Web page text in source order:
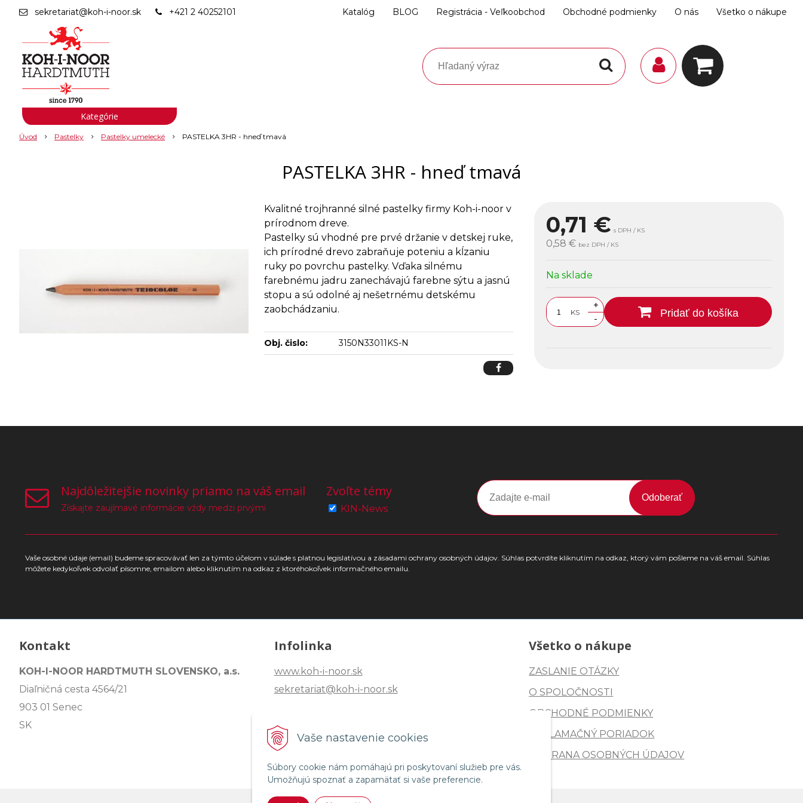
Vaše nastavenie cookies
Súbory cookie nám pomáhajú pri poskytovaní služieb pre vás.
Umožňujú spoznať a zapamätať si vaše preferencie.
sekretariat@koh-i-noor.sk +421 2 40252101 Katalóg BLOG Registrácia - Veľkoobchod Obchodné podmienky O nás Všetko o nákupe
Úvod Pastelky Pastelky umelecké PASTELKA 3HR - hneď tmavá
PASTELKA 3HR - hneď tmavá
0,71 € s DPH / KS
0,58 € bez DPH / KS
Na sklade
KS
+
-
Pridať do košíka
Kvalitné trojhranné silné pastelky firmy Koh-i-noor v
prírodnom dreve.
Pastelky sú vhodné pre prvé držanie v detskej ruke,
ich prírodné drevo zabraňuje poteniu a kĺzaniu
ruky po povrchu pastelky. Vďaka silnému
farebnému jadru zanechávajú farebne sýtu a jasnú
stopu a sú odolné aj nešetrnému detskému
zaobchádzaniu.
Obj. čislo: 3150N33011KS-N
Kategórie
Najdôležitejšie novinky priamo na váš email
Získajte zaujímavé informácie vždy medzi prvými
Zvoľte témy
KIN-News
Odoberať
Vaše osobné údaje (email) budeme spracovávať len za týmto účelom v súlade s platnou legislatívou a zásadami ochrany osobných údajov. Súhlas potvrdíte kliknutím na odkaz, ktorý vám pošleme na váš email. Súhlas
môžete kedykoľvek odvolať písomne, emailom alebo kliknutím na odkaz z ktoréhokoľvek informačného emailu.
Kontakt
KOH-I-NOOR HARDTMUTH SLOVENSKO, a.s.
Diaľničná cesta 4564/21
903 01 Senec
SK
Infolinka
www.koh-i-noor.sk
sekretariat@koh-i-noor.sk
Tel: +421 2 40252101
Fax: +421 2 44872870
Všetko o nákupe
ZASLANIE OTÁZKY
O SPOLOČNOSTI
OBCHODNÉ PODMIENKY
REKLAMAČNÝ PORIADOK
OCHRANA OSOBNÝCH ÚDAJOV